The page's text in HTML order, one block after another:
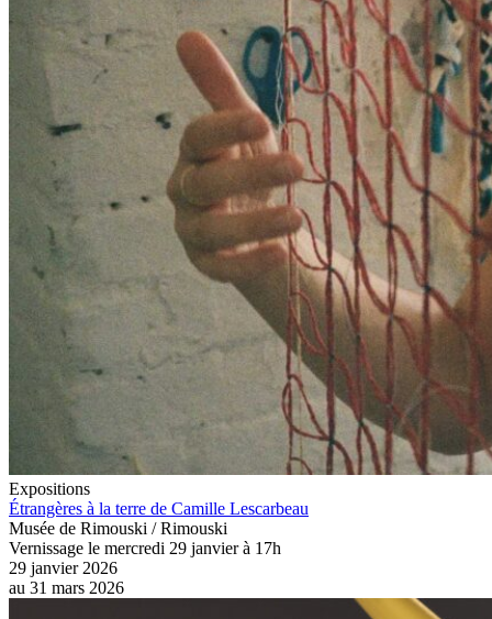
Expositions
Étrangères à la terre de Camille Lescarbeau
Musée de Rimouski / Rimouski
Vernissage le mercredi 29 janvier à 17h
29 janvier 2026
au 31 mars 2026